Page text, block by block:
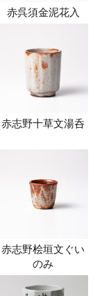
赤呉須金泥花入
赤志野十草文湯呑
赤志野桧垣文ぐい
のみ